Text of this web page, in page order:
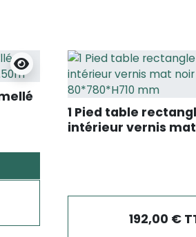
1 Pied table
intérieur vernis
192,00 €